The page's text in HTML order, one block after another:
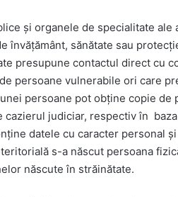
și organele de specialitate
învățământ, sănătate sau
presupune contactul direct cu
persoane vulnerabile ori care
persoane pot obține copie
cazierul judiciar, respectiv în
datele cu caracter personal
s-a născut persoana
născute în străinătate.